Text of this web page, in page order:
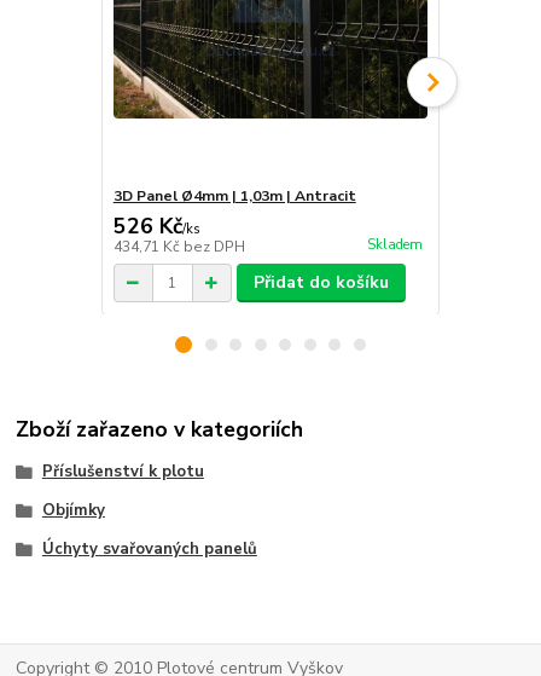
3D Panel Ø4mm | 1,03m | Antracit
526 Kč/ks
434,71 Kč bez DPH Skladem
Přidat do košíku
Zboží zařazeno v kategoriích
Příslušenství k plotu
Objímky
Úchyty svařovaných panelů
Copyright © 2010 Plotové centrum Vyškov